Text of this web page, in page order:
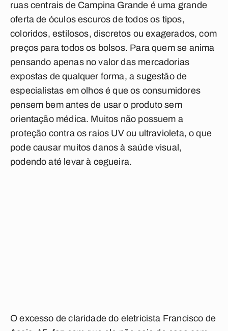
ruas centrais de Campina Grande é uma grande
oferta de óculos escuros de todos os tipos,
coloridos, estilosos, discretos ou exagerados, com
preços para todos os bolsos. Para quem se anima
pensando apenas no valor das mercadorias
expostas de qualquer forma, a sugestão de
especialistas em olhos é que os consumidores
pensem bem antes de usar o produto sem
orientação médica. Muitos não possuem a
proteção contra os raios UV ou ultravioleta, o que
pode causar muitos danos à saúde visual,
podendo até levar à cegueira.
O excesso de claridade do eletricista Francisco de